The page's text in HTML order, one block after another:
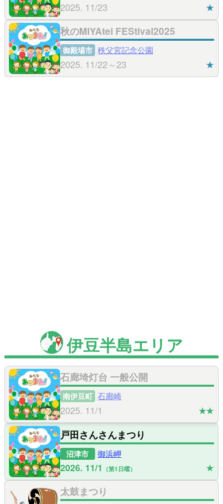
2025. 11/23 ★
秋のMIYAtei FEStival2025
御殿場市 秩父宮記念公園
2025. 11/22～23 ★
伊豆半島エリア
石廊埼灯台 一般公開
南伊豆町 石廊崎
2025. 11/1 ★★
戸田さんさんまつり
沼津市 御浜岬
2026. 11/1 第1日曜 ★
太鼓まつり